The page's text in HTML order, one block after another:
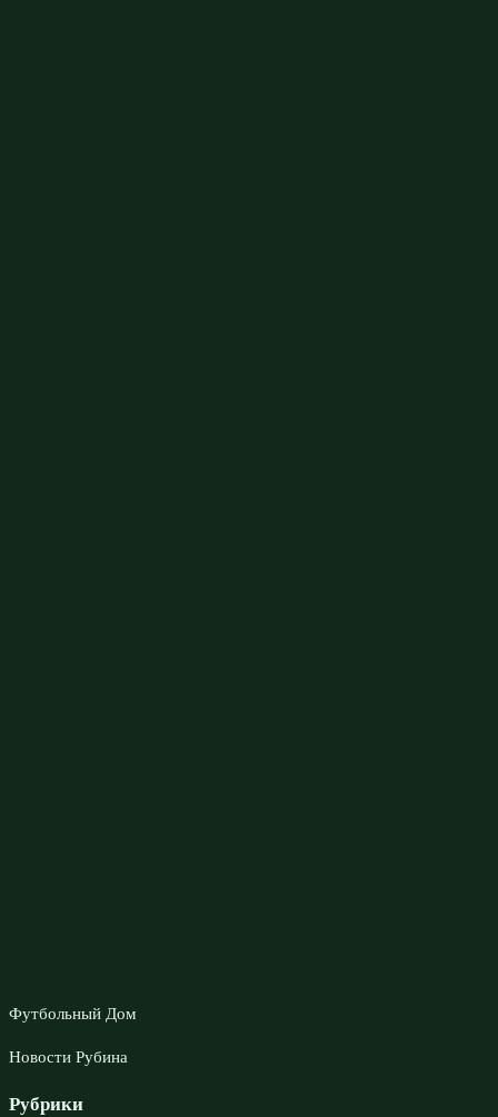
Футбольный Дом
Новости Рубина
Рубрики